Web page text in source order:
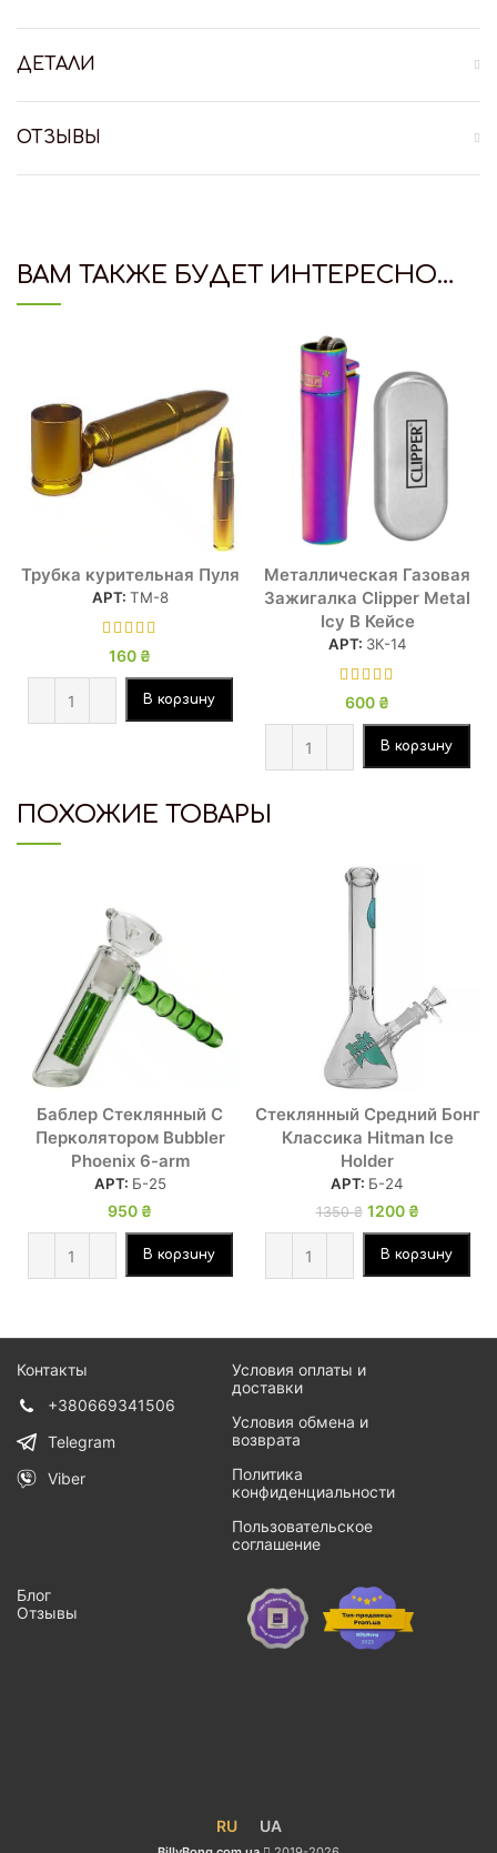
ДЕТАЛИ
ОТЗЫВЫ
ВАМ ТАКЖЕ БУДЕТ ИНТЕРЕСНО…
Трубка курительная Пуля
АРТ: ТМ-8
160 ₴
В корзину
Металлическая Газовая
Зажигалка Clipper Metal
Icy В Кейсе
АРТ: ЗК-14
600 ₴
В корзину
ПОХОЖИЕ ТОВАРЫ
Баблер Стеклянный С
Перколятором Bubbler
Phoenix 6-arm
АРТ: Б-25
950 ₴
В корзину
Стеклянный Средний Бонг
Классика Hitman Ice
Holder
АРТ: Б-24
1350₴ Первоначальная
цена
составляла
1350 ₴.
1200 ₴
цена:
1200 ₴.
В корзину
Контакты
+380669341506
Telegram
Viber
Условия оплаты и
доставки
Условия обмена и
возврата
Политика
конфиденциальности
Пользовательское
соглашение
Блог
Отзывы
RU UA